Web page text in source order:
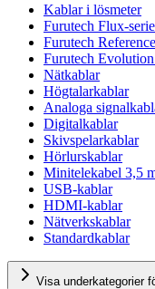
Kablar i lösmeter
Furutech Flux-
Furutech
Furutech
Nätkablar
Högtalarkablar
Analoga
Digitalkablar
Skivspelarkablar
Hörlurskablar
Minitelekabel 3,5
USB-kablar
HDMI-kablar
Nätverkskablar
Standardkablar
Visa underkategorier